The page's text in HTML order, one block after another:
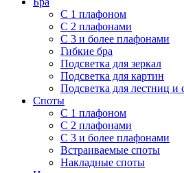
С 1 плафоном
С 2 плафонами
С 3 и более плафонами
Гибкие бра
Подсветка для зеркал
Подсветка для картин
Подсветка для лестниц и
Споты
С 1 плафоном
С 2 плафонами
С 3 и более плафонами
Встраиваемые споты
Накладные споты